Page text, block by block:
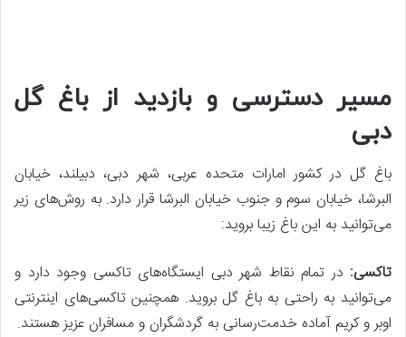
مسیر دسترسی و بازدید از باغ گل
دبی
باغ گل در کشور امارات متحده عربی، شهر دبی، دبیلند، خیابان
البرشا، خیابان سوم و جنوب خیابان البرشا قرار دارد. به روش‌های زیر
می‌توانید به این باغ زیبا بروید:
تاکسی: در تمام نقاط شهر دبی ایستگاه‌های تاکسی وجود دارد و
می‌توانید به راحتی به باغ گل بروید. همچنین تاکسی‌های اینترنتی
اوبر و کریم آماده خدمت‌رسانی به گردشگران و مسافران عزیز هستند.